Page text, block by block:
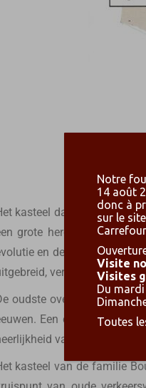
kasteel dat U gaat
grote herenwoning (of
en de huidige
verfraaid en
oudste overblijfselen
Een cruciale
vanaf de tweede
kasteel van de familie
Notre
14 août
donc à
sur le
Visite
Visites
Du
Toutes